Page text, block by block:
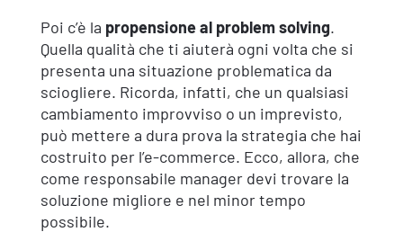
Poi c’è la propensione al problem solving.
Quella qualità che ti aiuterà ogni volta che si
presenta una situazione problematica da
sciogliere. Ricorda, infatti, che un qualsiasi
cambiamento improvviso o un imprevisto,
può mettere a dura prova la strategia che hai
costruito per l’e-commerce. Ecco, allora, che
come responsabile manager devi trovare la
soluzione migliore e nel minor tempo
possibile.